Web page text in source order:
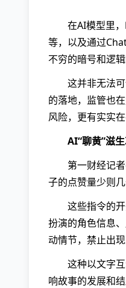
在AI模型里
等，以及通过
不穷的暗号和逻
这并非无法
的落地，监管也
风险，更有实实
AI“聊黄”滋
第一财经记
子的点赞量少则几
这些指令的
扮演的角色信息
动情节，禁止出现
这种以文字
响故事的发展和结